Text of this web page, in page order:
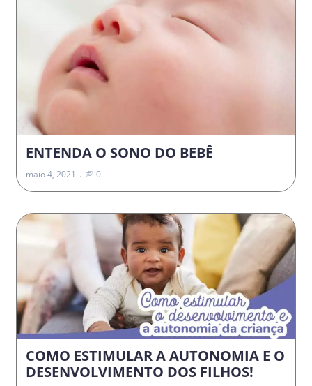
ENTENDA O SONO DO BEBÊ
maio 4, 2021 0
COMO ESTIMULAR A AUTONOMIA E O
DESENVOLVIMENTO DOS FILHOS!